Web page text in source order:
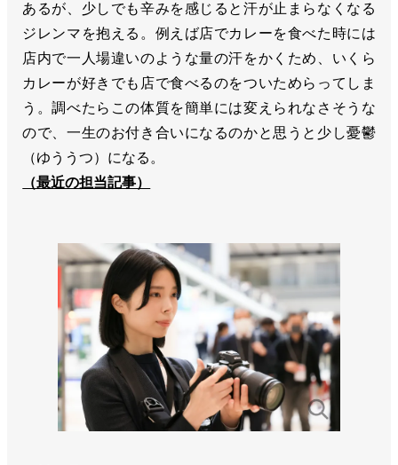
あるが、少しでも辛みを感じると汗が止まらなくなる
ジレンマを抱える。例えば店でカレーを食べた時には
店内で一人場違いのような量の汗をかくため、いくら
カレーが好きでも店で食べるのをついためらってしま
う。調べたらこの体質を簡単には変えられなさそうな
ので、一生のお付き合いになるのかと思うと少し憂鬱
（ゆううつ）になる。
（最近の担当記事）